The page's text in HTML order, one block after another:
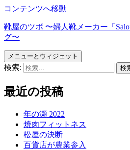
コンテンツへ移動
靴屋のツボ 〜婦人靴メーカー「
グ〜
メニューとウィジェット
検索:
最近の投稿
年の瀬 2022
焼肉フィットネス
松屋の決断
百貨店が農業参入